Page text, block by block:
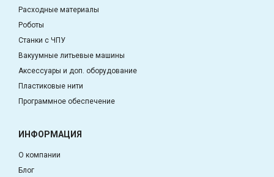
Расходные материалы
Роботы
Станки с ЧПУ
Вакуумные литьевые машины
Аксессуары и доп. оборудование
Пластиковые нити
Программное обеспечение
ИНФОРМАЦИЯ
О компании
Блог